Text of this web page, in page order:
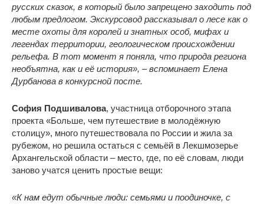
русских сказок, в который было запрещено заходить под
любым предлогом. Экскурсовод рассказывал о лесе как о
месте охоты для королей и знатных особ, мифах и
легендах территории, геологическом происхождении
рельефа. В тот момент я поняла, что природа региона
необъятна, как и её история», – вспоминает Елена
Дурбанова в конкурсной посте.
София Подшивалова, участница отборочного этапа
проекта «Больше, чем путешествие в молодёжную
столицу», много путешествовала по России и жила за
рубежом, но решила остаться с семьёй в Лекшмозерье
Архангельской области – место, где, по её словам, люди
заново учатся ценить простые вещи:
«К нам едут обычные люди: семьями и поодиночке, с